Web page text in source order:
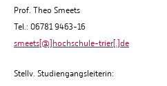
Prof. Theo Smeets
Tel.: 06781 9463-16
smeets[@]hochschule-trier[.]de
Stellv. Studiengangsleiterin: